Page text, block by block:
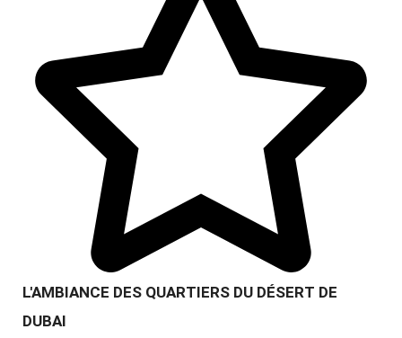
L'AMBIANCE DES QUARTIERS DU DÉSERT DE
DUBAI